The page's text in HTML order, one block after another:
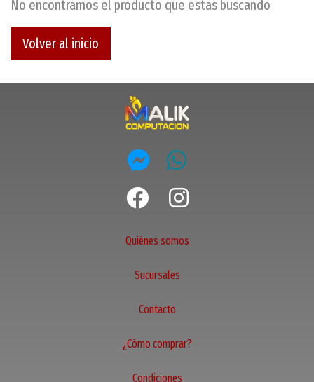
No encontramos el producto que estas buscando
Volver al inicio
Quiénes somos
Sucursales
Contacto
¿Cómo comprar?
Condiciones